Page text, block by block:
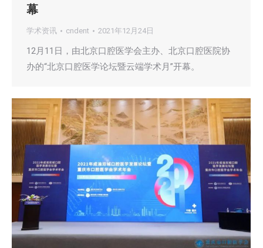
幕
学术资讯 cndent 2021年12月24日
12月11日，由北京口腔医学会主办、北京口腔医院协
办的“北京口腔医学论坛暨云端学术月”开幕。